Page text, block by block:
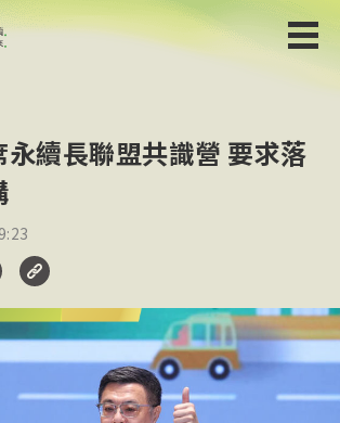
續長聯盟共識營 要求落